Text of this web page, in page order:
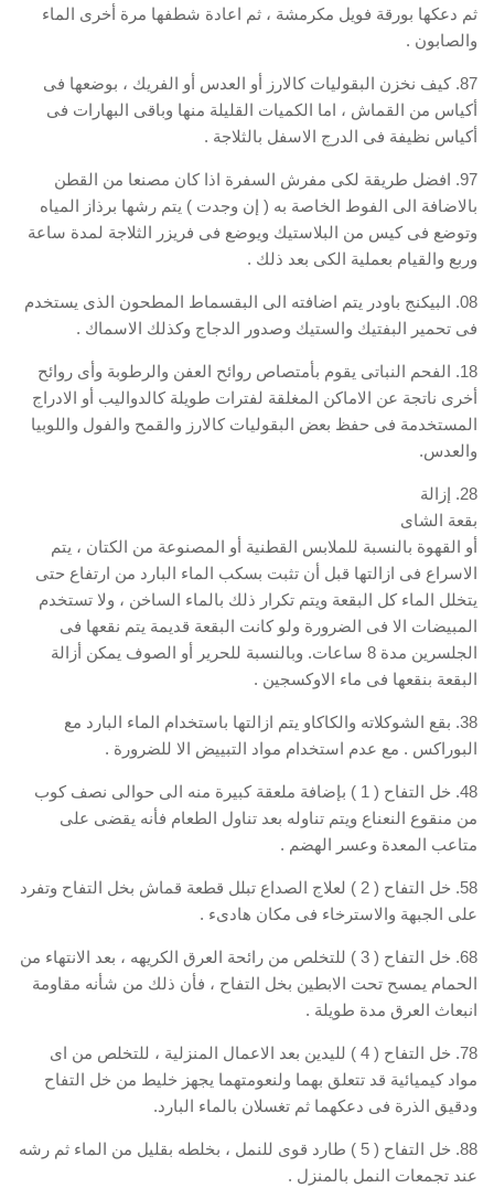
ثم دعكها بورقة فويل مكرمشة ، ثم اعادة شطفها مرة أخرى الماء
والصابون .
87. كيف نخزن البقوليات كالارز أو العدس أو الفريك ، بوضعها فى
أكياس من القماش ، اما الكميات القليلة منها وباقى البهارات فى
أكياس نظيفة فى الدرج الاسفل بالثلاجة .
97. افضل طريقة لكى مفرش السفرة اذا كان مصنعا من القطن
بالاضافة الى الفوط الخاصة به ( إن وجدت ) يتم رشها برذاز المياه
وتوضع فى كيس من البلاستيك ويوضع فى فريزر الثلاجة لمدة ساعة
وربع والقيام بعملية الكى بعد ذلك .
08. البيكنج باودر يتم اضافته الى البقسماط المطحون الذى يستخدم
فى تحمير البفتيك والستيك وصدور الدجاج وكذلك الاسماك .
18. الفحم النباتى يقوم بأمتصاص روائح العفن والرطوبة وأى روائح
أخرى ناتجة عن الاماكن المغلقة لفترات طويلة كالدواليب أو الادراج
المستخدمة فى حفظ بعض البقوليات كالارز والقمح والفول واللوبيا
والعدس.
28. إزالة
بقعة الشاى
أو القهوة بالنسبة للملابس القطنية أو المصنوعة من الكتان ، يتم
الاسراع فى ازالتها قبل أن تثبت بسكب الماء البارد من ارتفاع حتى
يتخلل الماء كل البقعة ويتم تكرار ذلك بالماء الساخن ، ولا تستخدم
المبيضات الا فى الضرورة ولو كانت البقعة قديمة يتم نقعها فى
الجلسرين مدة 8 ساعات. وبالنسبة للحرير أو الصوف يمكن أزالة
البقعة بنقعها فى ماء الاوكسجين .
38. بقع الشوكلاته والكاكاو يتم ازالتها باستخدام الماء البارد مع
البوراكس . مع عدم استخدام مواد التبييض الا للضرورة .
48. خل التفاح ( 1 ) بإضافة ملعقة كبيرة منه الى حوالى نصف كوب
من منقوع النعناع ويتم تناوله بعد تناول الطعام فأنه يقضى على
متاعب المعدة وعسر الهضم .
58. خل التفاح ( 2 ) لعلاج الصداع تبلل قطعة قماش بخل التفاح وتفرد
على الجبهة والاسترخاء فى مكان هادىء .
68. خل التفاح ( 3 ) للتخلص من رائحة العرق الكريهه ، بعد الانتهاء من
الحمام يمسح تحت الابطين بخل التفاح ، فأن ذلك من شأنه مقاومة
انبعاث العرق مدة طويلة .
78. خل التفاح ( 4 ) لليدين بعد الاعمال المنزلية ، للتخلص من اى
مواد كيميائية قد تتعلق بهما ولنعومتهما يجهز خليط من خل التفاح
ودقيق الذرة فى دعكهما ثم تغسلان بالماء البارد.
88. خل التفاح ( 5 ) طارد قوى للنمل ، بخلطه بقليل من الماء ثم رشه
عند تجمعات النمل بالمنزل .